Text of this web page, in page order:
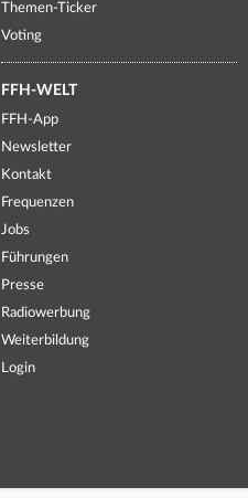
Themen-Ticker
Voting
FFH-WELT
FFH-App
Newsletter
Kontakt
Frequenzen
Jobs
Führungen
Presse
Radiowerbung
Weiterbildung
Login